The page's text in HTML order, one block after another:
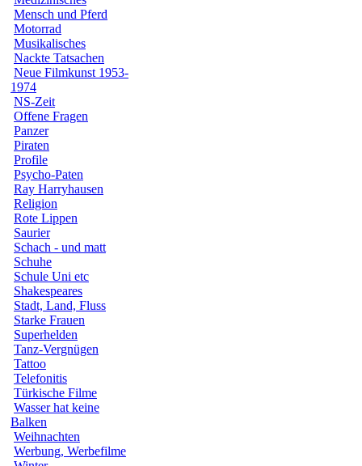
Mensch und Pferd
Motorrad
Musikalisches
Nackte Tatsachen
Neue Filmkunst 1953-
1974
NS-Zeit
Offene Fragen
Panzer
Piraten
Profile
Psycho-Paten
Ray Harryhausen
Religion
Rote Lippen
Saurier
Schach - und matt
Schuhe
Schule Uni etc
Shakespeares
Stadt, Land, Fluss
Starke Frauen
Superhelden
Tanz-Vergnügen
Tattoo
Telefonitis
Türkische Filme
Wasser hat keine
Balken
Weihnachten
Werbung, Werbefilme